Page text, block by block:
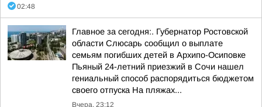
02:48
Главное за сегодня:. Губернатор Ростовской
области Слюсарь сообщил о выплате
семьям погибших детей в Архипо-Осиповке
Пьяный 24-летний приезжий в Сочи нашел
гениальный способ распорядиться бюджетом
своего отпуска На пляжах...
Вчера, 23:12